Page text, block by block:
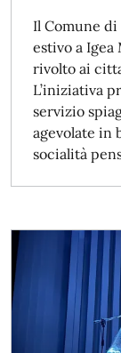
Il Comune
estivo a Igea
rivolto ai
L’iniziativa
servizio
agevolate in
socialità